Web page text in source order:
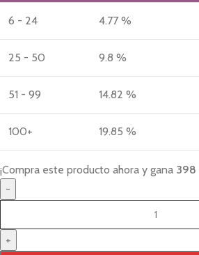
6 - 24 4.77 %
25 - 50 9.8 %
51 - 99 14.82 %
100+ 19.85 %
¡Compra este producto ahora y gana 398